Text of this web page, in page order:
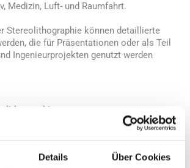
Details Über Cookies
Medizin, Luft- und Raumfahrt.
Stereolithographie können detaillierte
die für Präsentationen oder als Teil
Ingenieurprojekten genutzt werden
von nur 0,012 mm erreicht werden.